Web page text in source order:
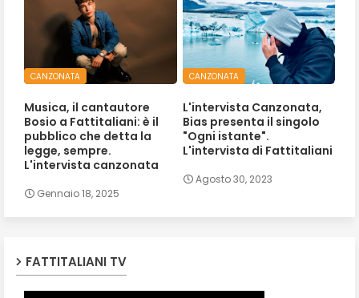
CANZONATA
Musica, il cantautore
Bosio a Fattitaliani: è il
pubblico che detta la
legge, sempre.
L'intervista canzonata
Gennaio 18, 2025
CANZONATA
L'intervista Canzonata,
Bias presenta il singolo
"Ogni istante".
L'intervista di Fattitaliani
Agosto 30, 2023
FATTITALIANI TV